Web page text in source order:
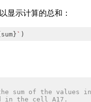
显示计算的总和：
` )